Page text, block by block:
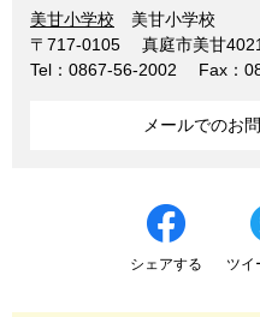
美甘小学校
美甘小学校
〒717-0105
真庭市美甘
Tel：0867-56-2002
Fax：
メールでのお
シェアする ツイ